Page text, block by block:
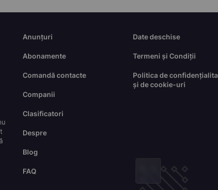
Anunțuri
Abonamente
Comandă contacte
Companii
Clasificatori
Despre
Blog
FAQ
Date deschise
Termeni și Condiții
Politica de
și de cookie-uri